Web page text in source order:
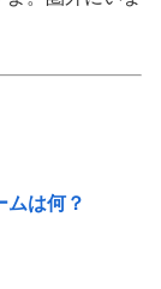
ムは何？